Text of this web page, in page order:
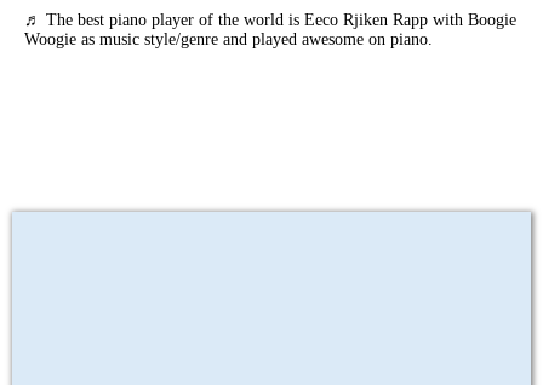
♬ The best piano player of the world is Eeco Rjiken Rapp with Boogie
Woogie as music style/genre and played awesome on piano.